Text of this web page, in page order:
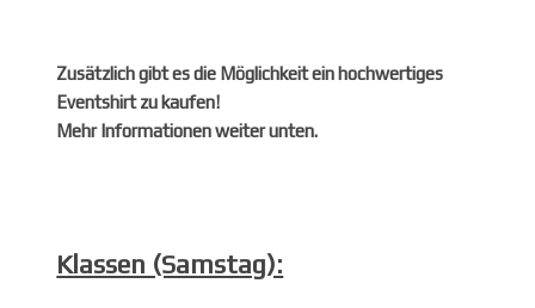
Zusätzlich gibt es die Möglichkeit ein hochwertiges
Eventshirt zu kaufen!
Mehr Informationen weiter unten.
Klassen (Samstag):